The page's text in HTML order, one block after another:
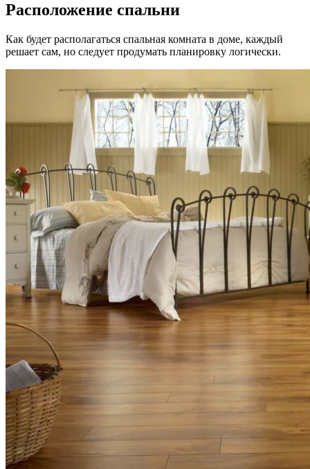
Расположение спальни
Как будет располагаться спальная комната в доме, каждый
решает сам, но следует продумать планировку логически.